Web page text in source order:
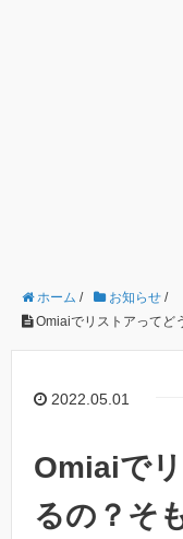
ホーム / お知らせ /
Omiaiでリストアってど
2022.05.01
Omiaiで
るの？そ